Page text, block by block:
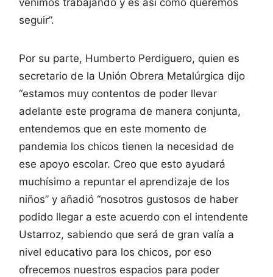
venimos trabajando y es así como queremos
seguir”.
Por su parte, Humberto Perdiguero, quien es
secretario de la Unión Obrera Metalúrgica dijo
“estamos muy contentos de poder llevar
adelante este programa de manera conjunta,
entendemos que en este momento de
pandemia los chicos tienen la necesidad de
ese apoyo escolar. Creo que esto ayudará
muchísimo a repuntar el aprendizaje de los
niños” y añadió “nosotros gustosos de haber
podido llegar a este acuerdo con el intendente
Ustarroz, sabiendo que será de gran valía a
nivel educativo para los chicos, por eso
ofrecemos nuestros espacios para poder